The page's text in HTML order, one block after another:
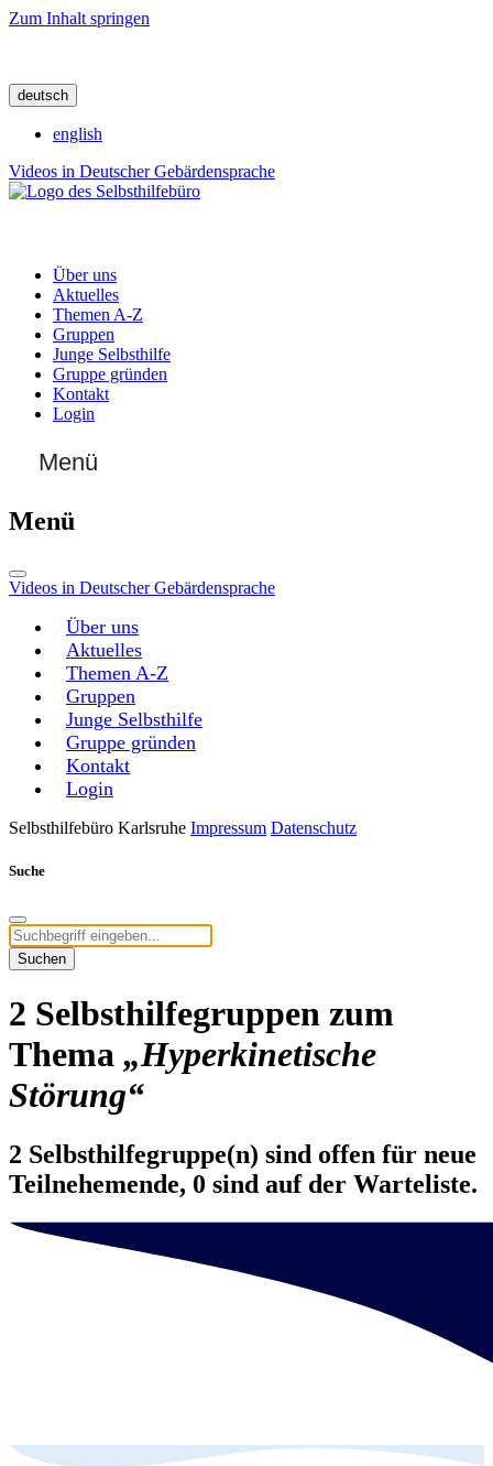
Zum Inhalt springen
deutsch
english
Videos in Deutscher Gebärdensprache
Über uns
Aktuelles
Themen A-Z
Gruppen
Junge Selbsthilfe
Gruppe gründen
Kontakt
Login
Menü
Menü
Videos in Deutscher Gebärdensprache
Über uns
Aktuelles
Themen A-Z
Gruppen
Junge Selbsthilfe
Gruppe gründen
Kontakt
Login
Selbsthilfebüro Karlsruhe Impressum Datenschutz
Suche
Suchen
2 Selbsthilfegruppen zum
Thema „Hyperkinetische
Störung“
2 Selbsthilfegruppe(n) sind offen für neue
Teilnehemende, 0 sind auf der Warteliste.